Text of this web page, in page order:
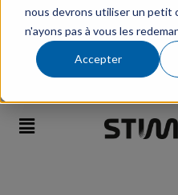
nous devrons utiliser un petit
n'ayons pas à vous les
Accepter